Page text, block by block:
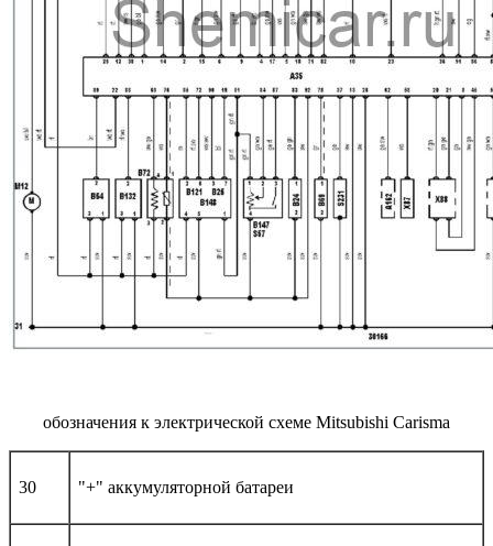
обозначения к электрической схеме Mitsubishi Carisma
30 "+" аккумуляторной батареи